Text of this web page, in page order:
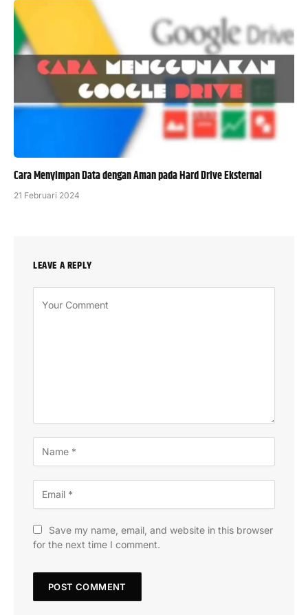
Cara Menyimpan Data dengan Aman pada Hard Drive Eksternal
21 Februari 2024
LEAVE A REPLY
Save my name, email, and website in this browser
for the next time I comment.